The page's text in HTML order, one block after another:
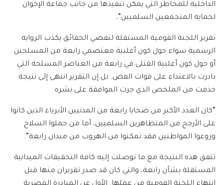
الداخلية للمخاطر التي يمكن تنفيذها من جانب جماعة الإخوان
لحماية المتجمعين السلميين”.
تقرير اللجنة القومية المستقلة لتقصي الحقائق يكذب الرواية
الرسمية سواء حول كون أغلبية معتصمي رابعة من المسلحين
أو حول كون أغلبية القتلى في رابعة من العناصر المسلحة التي
بادرت بالاعتداء على قوات الفض. بل إن التقرير انتهى إلى نتيجة
حذفت من الملخص الذي جرت الموافقة على نشره:
“كان العدد الأكبر من ضحايا رابعة من المدنيين الأبرياء الذين كانوا
على الأرجح من المتظاهرين السلميين، أما من حملوا السلاح
وروعوا المواطنين فقد تمكنوا من الهروب من ميدان رابعة”.
تتفق هذه النتيجة مع ما توصلت إليه كافة التحقيقات الميدانية
المستقلة بشأن رابعة، والتي كان قد صدر تقريران منها قبل